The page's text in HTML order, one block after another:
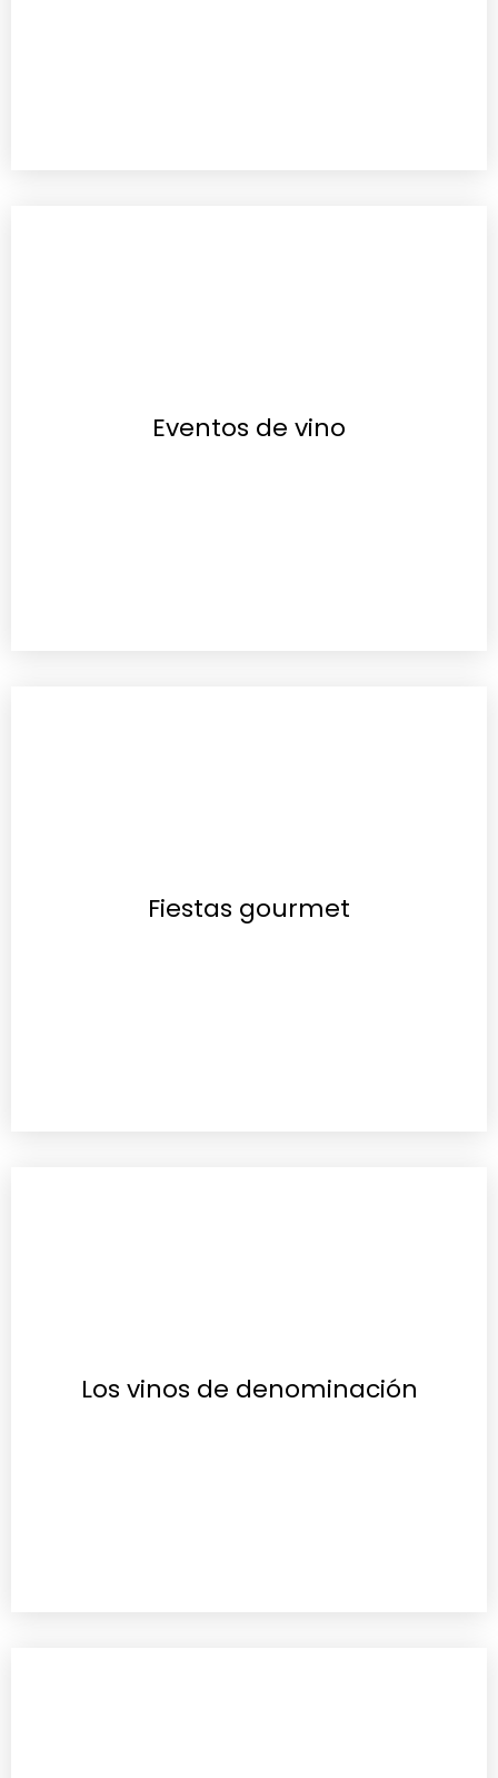
Eventos de vino
Fiestas gourmet
Los vinos de denominación